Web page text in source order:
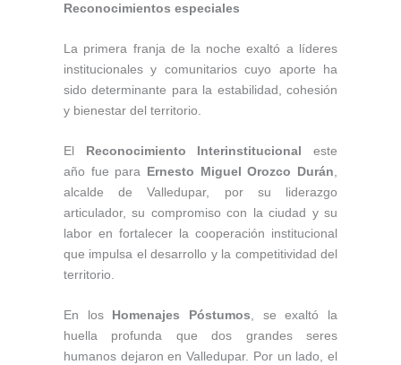
Reconocimientos especiales
La primera franja de la noche exaltó a líderes
institucionales y comunitarios cuyo aporte ha
sido determinante para la estabilidad, cohesión
y bienestar del territorio.
El Reconocimiento Interinstitucional este
año fue para
Ernesto Miguel Orozco Durán,
alcalde de Valledupar, por su liderazgo
articulador, su compromiso con la ciudad y su
labor en fortalecer la cooperación institucional
que impulsa el desarrollo y la competitividad del
territorio.
En los Homenajes Póstumos, se exaltó la
huella profunda que dos grandes seres
humanos dejaron en Valledupar. Por un lado, el